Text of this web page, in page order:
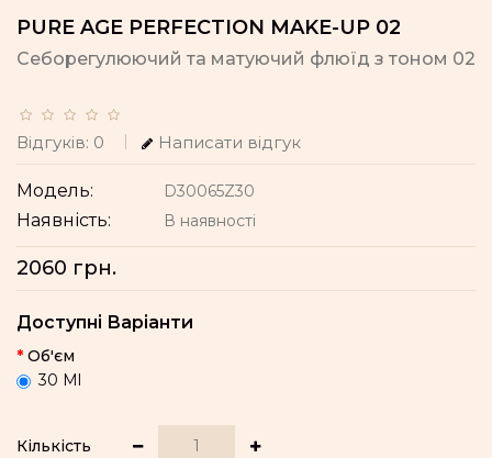
PURE AGE PERFECTION MAKE-UP 02
Себорегулюючий та матуючий флюїд з тоном 02
Відгуків: 0 Написати відгук
Модель: D30065Z30
Наявність: В наявності
2060 грн.
Доступні Варіанти
Об'єм
30 Ml
Кількість